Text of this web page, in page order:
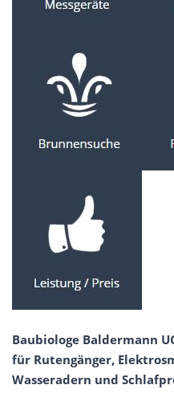
Baubiologe Baldermann
für Rutengänger,
Wasseradern und